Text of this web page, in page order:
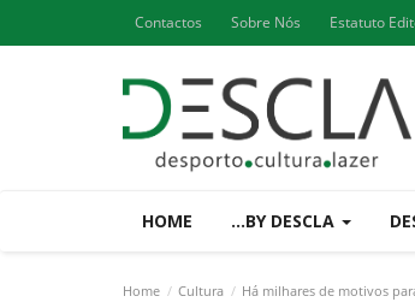
Contactos Sobre Nós Estatuto
HOME ...BY DESCLA
Home Cultura Há milhares de motivos